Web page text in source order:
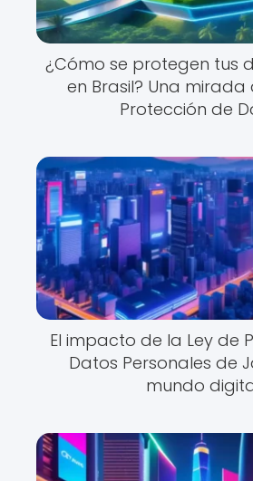
¿Cómo se protegen tus
en Brasil? Una mirada
Protección de
El impacto de la Ley de
Datos Personales de
mundo